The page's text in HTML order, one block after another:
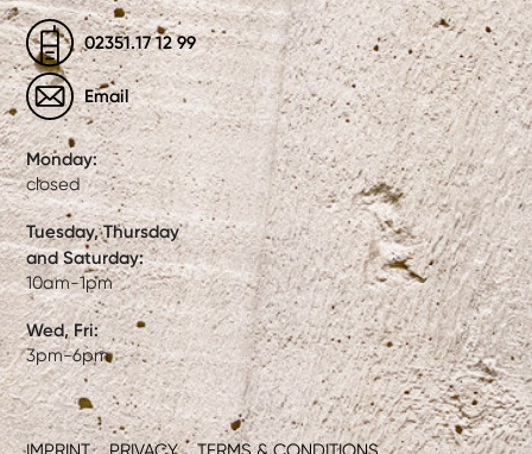
02351.17 12 99
Email
Monday:
closed
Tuesday, Thursday
and Saturday:
10am-1pm
Wed, Fri:
3pm-6pm